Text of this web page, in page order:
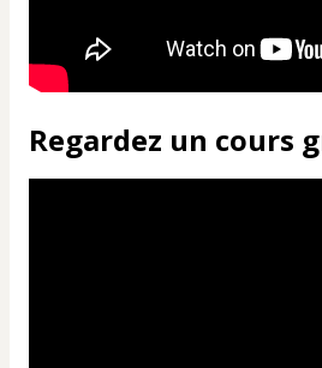
Regardez un cours